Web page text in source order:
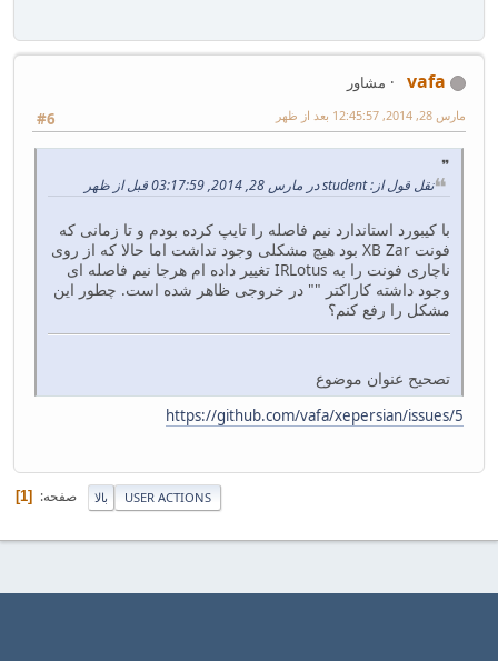
vafa
مشاور
#6
مارس 28, 2014, 12:45:57 بعد از ظهر
نقل قول از: student در مارس 28, 2014, 03:17:59 قبل از ظهر
با کیبورد استاندارد نیم فاصله را تایپ کرده بودم و تا زمانی که
فونت XB Zar بود هیچ مشکلی وجود نداشت اما حالا که از روی
ناچاری فونت را به IRLotus تغییر داده ام هرجا نیم فاصله ای
وجود داشته کاراکتر "" در خروجی ظاهر شده است. چطور این
مشکل را رفع کنم؟
تصحیح عنوان موضوع
https://github.com/vafa/xepersian/issues/5
بالا صفحه 1 USER ACTIONS